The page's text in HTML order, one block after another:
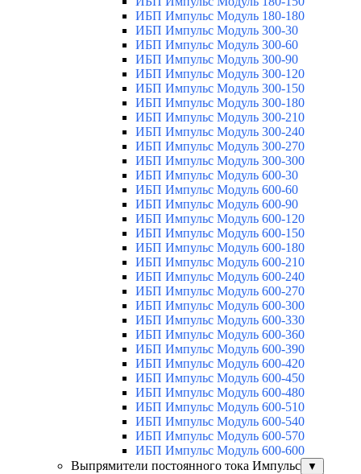
ИБП Импульс Модуль 180-180
ИБП Импульс Модуль 300-30
ИБП Импульс Модуль 300-60
ИБП Импульс Модуль 300-90
ИБП Импульс Модуль 300-120
ИБП Импульс Модуль 300-150
ИБП Импульс Модуль 300-180
ИБП Импульс Модуль 300-210
ИБП Импульс Модуль 300-240
ИБП Импульс Модуль 300-270
ИБП Импульс Модуль 300-300
ИБП Импульс Модуль 600-30
ИБП Импульс Модуль 600-60
ИБП Импульс Модуль 600-90
ИБП Импульс Модуль 600-120
ИБП Импульс Модуль 600-150
ИБП Импульс Модуль 600-180
ИБП Импульс Модуль 600-210
ИБП Импульс Модуль 600-240
ИБП Импульс Модуль 600-270
ИБП Импульс Модуль 600-300
ИБП Импульс Модуль 600-330
ИБП Импульс Модуль 600-360
ИБП Импульс Модуль 600-390
ИБП Импульс Модуль 600-420
ИБП Импульс Модуль 600-450
ИБП Импульс Модуль 600-480
ИБП Импульс Модуль 600-510
ИБП Импульс Модуль 600-540
ИБП Импульс Модуль 600-570
ИБП Импульс Модуль 600-600
Выпрямители постоянного тока Импульс
▼